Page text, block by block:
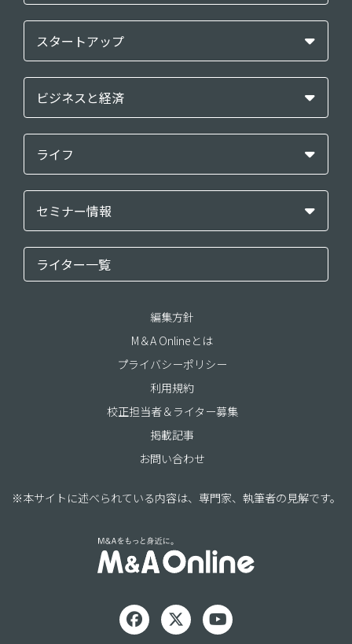
スタートアップ
ビジネスと経済
ライフ
セミナー情報
ライター一覧
編集方針
M＆A Onlineとは
プライバシーポリシー
利用規約
校正担当者＆ライター募集
掲載記事
お問い合わせ
※本サイトに述べられている内容は、専門家、執筆者の見解です。